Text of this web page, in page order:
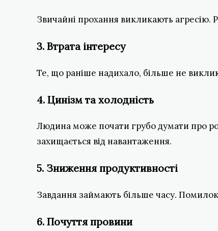
Звичайні прохання викликають
3. Втрата інтересу
Те, що раніше надихало, більше не
4. Цинізм та холодність
Людина може почати грубо думати про
захищається від навантаження.
5. Зниження продуктивності
Завдання займають більше часу.
6. Почуття провини